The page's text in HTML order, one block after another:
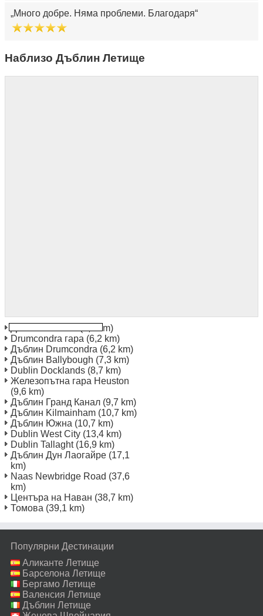
Много добре. Няма проблеми. Благодаря
Наблизо Дъблин Летище
(3,6 km)
Drumcondra гара (6,2 km)
Дъблин Drumcondra (6,2 km)
Дъблин Ballybough (7,3 km)
Dublin Docklands (8,7 km)
Железопътна гара Heuston
(9,6 km)
Дъблин Гранд Канал (9,7 km)
Дъблин Kilmainham (10,7 km)
Дъблин Южна (10,7 km)
Dublin West City (13,4 km)
Dublin Tallaght(16,9 km)
Дъблин Дун Лаогайре (17,1
km)
Naas Newbridge Road (37,6
km)
Центъра на Наван (38,7 km)
Томова (39,1 km)
Популярни Дестинации
Аликанте Летище
Барселона Летище
Бергамо Летище
Валенсия Летище
Дъблин Летище